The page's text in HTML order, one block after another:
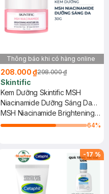
Thông báo khi có hàng online
208.000 ₫298.000 ₫
Skintific
Kem Dưỡng Skintific MSH
Niacinamide Dưỡng Sáng Da
30g
MSH Niacinamide Brightening
Moisture Gel
64%
-17 %